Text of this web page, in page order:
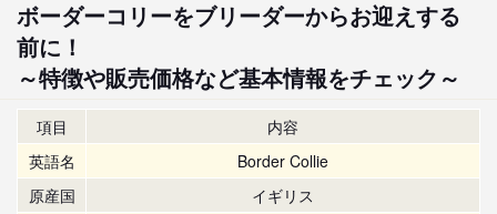
ボーダーコリーをブリーダーからお迎えする
前に！
～特徴や販売価格など基本情報をチェック～
項目
内容
英語名
Border Collie
原産国
イギリス